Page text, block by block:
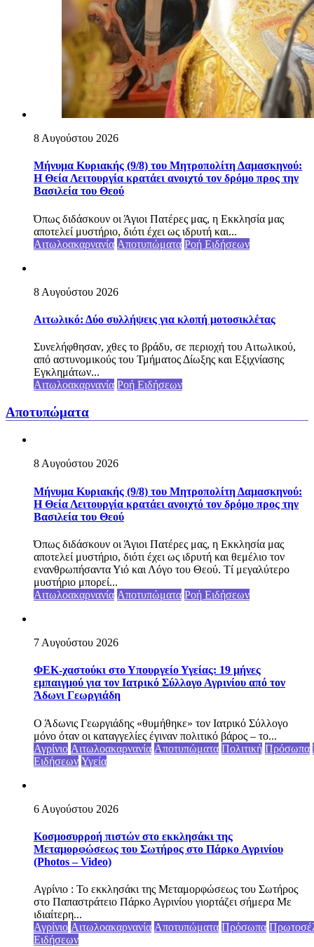
8 Αυγούστου 2026
Μήνυμα Κυριακής (9/8) του Μητροπολίτη Δαμασκηνού:
Η Θεία Λειτουργία κρατάει ανοιχτό τον δρόμο προς την
Βασιλεία του Θεού
Όπως διδάσκουν οι Άγιοι Πατέρες μας, η Εκκλησία μας
αποτελεί μυστήριο, διότι έχει ως ιδρυτή και...
Αιτωλοακαρνανία Αποτυπώματα Ροή Ειδήσεων
8 Αυγούστου 2026
Aιτωλικό: Δύο συλλήψεις για κλοπή μοτοσικλέτας
Συνελήφθησαν, χθες το βράδυ, σε περιοχή του Αιτωλικού,
από αστυνομικούς του Τμήματος Δίωξης και Εξιχνίασης
Εγκλημάτων...
Αιτωλοακαρνανία Ροή Ειδήσεων
Αποτυπώματα
8 Αυγούστου 2026
Μήνυμα Κυριακής (9/8) του Μητροπολίτη Δαμασκηνού:
Η Θεία Λειτουργία κρατάει ανοιχτό τον δρόμο προς την
Βασιλεία του Θεού
Όπως διδάσκουν οι Άγιοι Πατέρες μας, η Εκκλησία μας
αποτελεί μυστήριο, διότι έχει ως ιδρυτή και θεμέλιο τον
ενανθρωπήσαντα Υιό και Λόγο του Θεού. Τί μεγαλύτερο
μυστήριο μπορεί...
Αιτωλοακαρνανία Αποτυπώματα Ροή Ειδήσεων
7 Αυγούστου 2026
ΦΕΚ-χαστούκι στο Υπουργείο Υγείας: 19 μήνες
εμπαιγμού για τον Ιατρικό Σύλλογο Αγρινίου από τον
Άδωνι Γεωργιάδη
Ο Άδωνις Γεωργιάδης «θυμήθηκε» τον Ιατρικό Σύλλογο
μόνο όταν οι καταγγελίες έγιναν πολιτικό βάρος – το...
Αγρίνιο Αιτωλοακαρνανία Αποτυπώματα Πολιτική Πρόσωπα
Ειδήσεων Υγεία
6 Αυγούστου 2026
Κοσμοσυρροή πιστών στο εκκλησάκι της
Μεταμορφώσεως του Σωτήρος στο Πάρκο Αγρινίου
(Photos – Video)
Αγρίνιο : Το εκκλησάκι της Μεταμορφώσεως του Σωτήρος
στο Παπαστράτειο Πάρκο Αγρινίου γιορτάζει σήμερα Με
ιδιαίτερη...
Αγρίνιο Αιτωλοακαρνανία Αποτυπώματα Πρόσωπα
Ειδήσεων